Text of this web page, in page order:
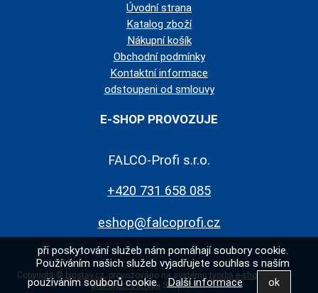
Úvodní strana
Katalog zboží
Nákupní košík
Obchodní podmínky
Kontaktní informace
odstoupeni od smlouvy
E-SHOP PROVOZUJE
FALCO-Profi s.r.o.
+420 731 658 085
eshop@falcoprofi.cz
Copyright © bigstav.cz, provozováno na systému tvorba e-shopu
pronájem e-shopu Shop5.cz
při poskytování služeb nám pomáhají soubory cookie.
Používáním našich služeb vyjadřujete souhlas s naším
používáním souborů cookie.Další informace